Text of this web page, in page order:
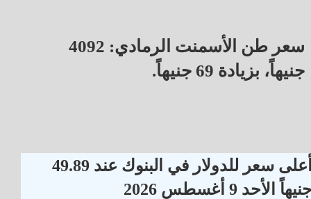
سعر طن الأسمنت الرمادي: 4092
جنيهاً، بزيادة 69 جنيهاً.
أعلى سعر للدولار في البنوك عند 49.89
الأحد 9 أغسطس 2026